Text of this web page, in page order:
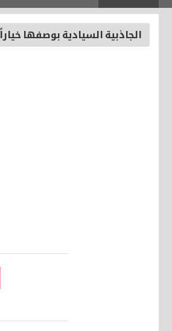
الجاذبية السيادية بوصفها